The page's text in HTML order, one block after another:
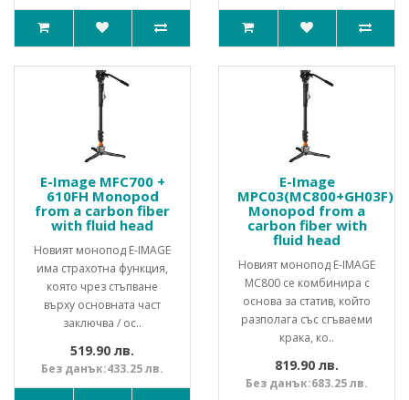
E-Image MFC700 +
610FH Monopod
from a carbon fiber
with fluid head
Новият монопод E-IMAGE
има страхотна функция,
която чрез стъпване
върху основната част
заключва / ос..
519.90 лв.
Без данък:433.25 лв.
E-Image
MPC03(MC800+GH03F)
Monopod from a
carbon fiber with
fluid head
Новият монопод E-IMAGE
MC800 се комбинира с
основа за статив, който
разполага със сгъваеми
крака, ко..
819.90 лв.
Без данък:683.25 лв.